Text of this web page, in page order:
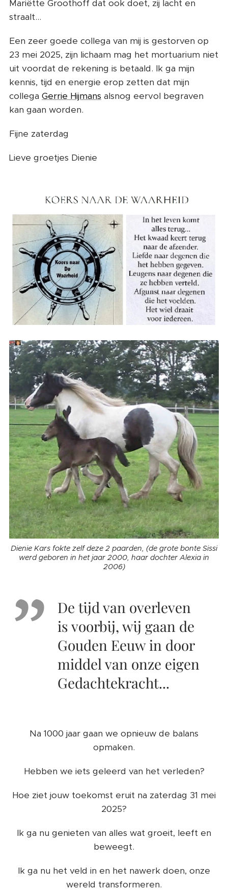
Mariëtte Groothoff dat ook doet, zij lacht en
straalt...
Een zeer goede collega van mij is gestorven op
23 mei 2025, zijn lichaam mag het mortuarium niet
uit voordat de rekening is betaald. Ik ga mijn
kennis, tijd en energie erop zetten dat mijn
collega Gerrie Hijmans alsnog eervol begraven
kan gaan worden.
Fijne zaterdag
Lieve groetjes Dienie
Dienie Kars fokte zelf deze 2 paarden, (de grote bonte Sissi
werd geboren in het jaar 2000, haar dochter Alexia in
2006)
De tijd van overleven
is voorbij, wij gaan de
Gouden Eeuw in door
middel van onze eigen
Gedachtekracht...
Na 1000 jaar gaan we opnieuw de balans
opmaken.
Hebben we iets geleerd van het verleden?
Hoe ziet jouw toekomst eruit na zaterdag 31 mei
2025?
Ik ga nu genieten van alles wat groeit, leeft en
beweegt.
Ik ga nu het veld in en het nawerk doen, onze
wereld transformeren.